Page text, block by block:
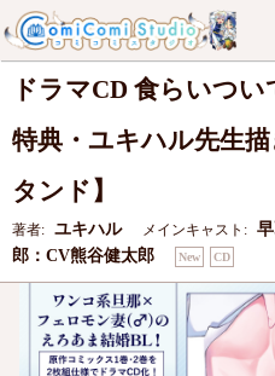
特典 【コミコミ特典ユキハル先生描き
キハル生描き下ろしアクリルスタンド】
ドラマCD 食らいつ
特典・ユキハル先生
タンド】
著者: ユキハル メインキャスト:
郎：CV熊谷健太郎
New CD